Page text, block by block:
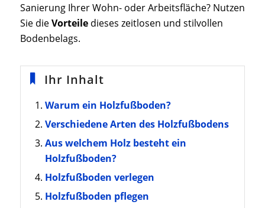
Sanierung Ihrer Wohn- oder Arbeitsfläche? Nutzen
Sie dieVorteiledieses zeitlosen und stilvollen
Bodenbelags.
Ihr Inhalt
Warum ein Holzfußboden?
Verschiedene Arten des Holzfußbodens
Aus welchem Holz besteht ein
Holzfußboden?
Holzfußboden verlegen
Holzfußboden pflegen